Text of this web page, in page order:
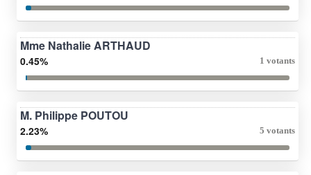
Mme Nathalie ARTHAUD
0.45% 1 votants
M. Philippe POUTOU
2.23% 5 votants